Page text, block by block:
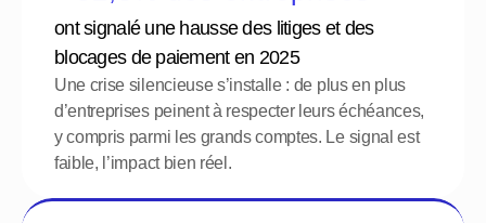
ont signalé une hausse des litiges et des
blocages de paiement en 2025
Une crise silencieuse s’installe : de plus en plus
d’entreprises peinent à respecter leurs échéances,
y compris parmi les grands comptes. Le signal est
faible, l’impact bien réel.